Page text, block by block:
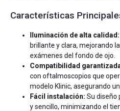
Características
Iluminación de alta calidad:
brillante y clara, mejorando
exámenes del fondo de ojo.
Compatibilidad
con oftalmoscopios que
modelo Klinic, asegurando
Fácil instalación: Su diseño
y sencillo, minimizando el